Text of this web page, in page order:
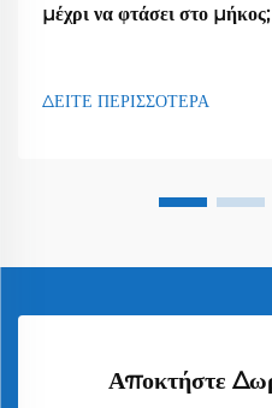
μέχρι να φτάσει στο μήκος;
ΔΕΙΤΕ ΠΕΡΙΣΣΟΤΕΡΑ
Αποκτήστε